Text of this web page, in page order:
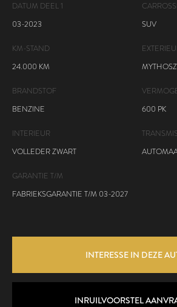
DATUM DEEL 1
03-2023
SUV
KM-STAND
24.000 KM
BRANDSTOF
BENZINE
600 PK
INTERIEUR
VOLLEDER ZWART
GARANTIE T/M
FABRIEKSGARANTIE T/M 03-2027
INTERESSE IN DEZE
INRUILVOORSTEL